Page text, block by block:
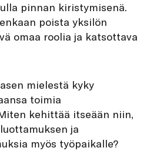
pinnan kiristymisenä.
poista yksilön
omaa roolia ja katsottava
mielestä kyky
toimia
kehittää itseään niin,
ja
myös työpaikalle?